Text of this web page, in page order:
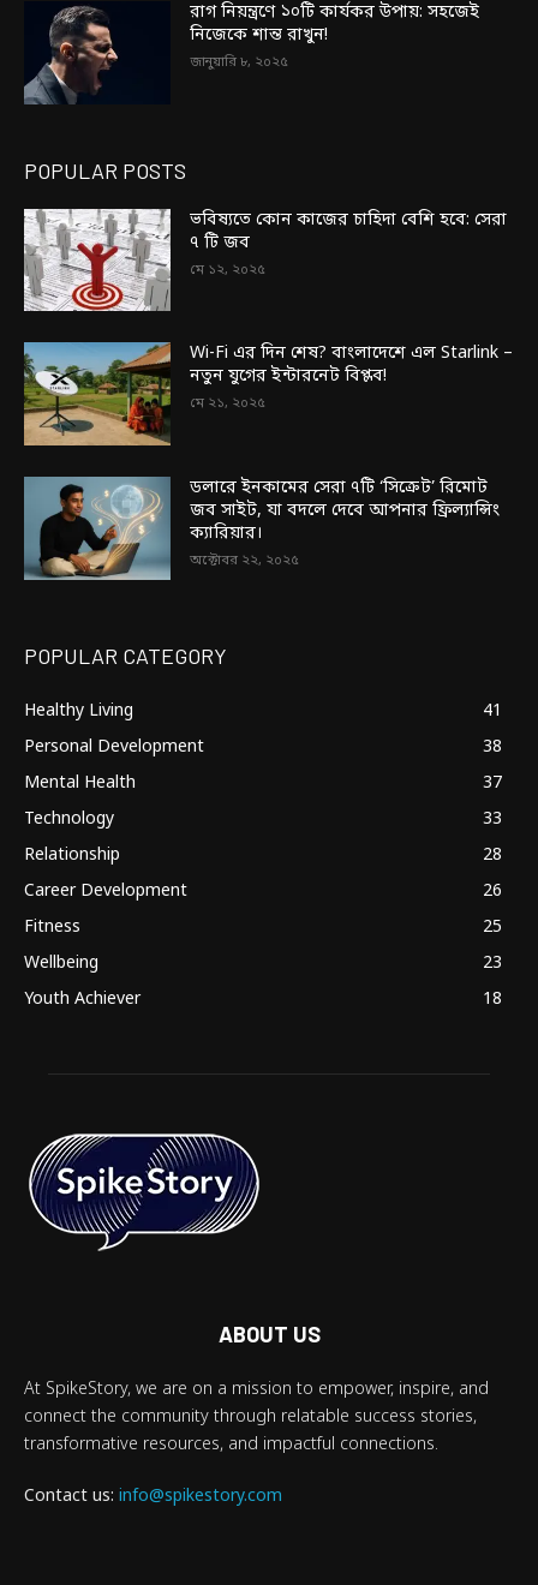
রাগ নিয়ন্ত্রণে ১০টি কার্যকর উপায়: সহজেই
নিজেকে শান্ত রাখুন!
জানুয়ারি ৮, ২০২৫
POPULAR POSTS
ভবিষ্যতে কোন কাজের চাহিদা বেশি হবে: সেরা
৭ টি জব
মে ১২, ২০২৫
Wi-Fi এর দিন শেষ? বাংলাদেশে এল Starlink –
নতুন যুগের ইন্টারনেট বিপ্লব!
মে ২১, ২০২৫
ডলারে ইনকামের সেরা ৭টি ‘সিক্রেট’ রিমোট
জব সাইট, যা বদলে দেবে আপনার ফ্রিল্যান্সিং
ক্যারিয়ার।
অক্টোবর ২২, ২০২৫
POPULAR CATEGORY
Healthy Living
41
Personal Development
38
Mental Health
37
Technology
33
Relationship
28
Career Development
26
Fitness
25
Wellbeing
23
Youth Achiever
18
ABOUT US
At SpikeStory, we are on a mission to empower, inspire, and
connect the community through relatable success stories,
transformative resources, and impactful connections.
Contact us: info@spikestory.com